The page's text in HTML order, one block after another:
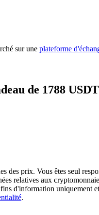
sur une plateforme
de 1788
prix. Vous êtes seul
relatives aux
d'information uniquement
.